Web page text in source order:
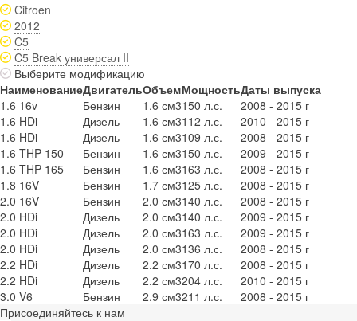
Citroen
2012
C5
C5 Break универсал II
Выберите модификацию
НаименованиеДвигательОбъемМощностьДаты выпуска
1.6 16v
Бензин 1.6 см3150 л.с.
2008 - 2015 г
1.6 HDi
Дизель 1.6 см3112 л.с.
2010 - 2015 г
1.6 HDi
Дизель 1.6 см3109 л.с.
2008 - 2015 г
1.6 THP 150
Бензин 1.6 см3150 л.с.
2009 - 2015 г
1.6 THP 165
Бензин 1.6 см3163 л.с.
2008 - 2015 г
1.8 16V
Бензин 1.7 см3125 л.с.
2008 - 2015 г
2.0 16V
Бензин 2.0 см3140 л.с.
2008 - 2015 г
2.0 HDi
Дизель 2.0 см3140 л.с.
2009 - 2015 г
2.0 HDi
Дизель 2.0 см3163 л.с.
2009 - 2015 г
2.0 HDi
Дизель 2.0 см3136 л.с.
2008 - 2015 г
2.2 HDi
Дизель 2.2 см3170 л.с.
2008 - 2015 г
2.2 HDi
Дизель 2.2 см3204 л.с.
2010 - 2015 г
3.0 V6
Бензин 2.9 см3211 л.с.
2008 - 2015 г
Присоединяйтесь к нам